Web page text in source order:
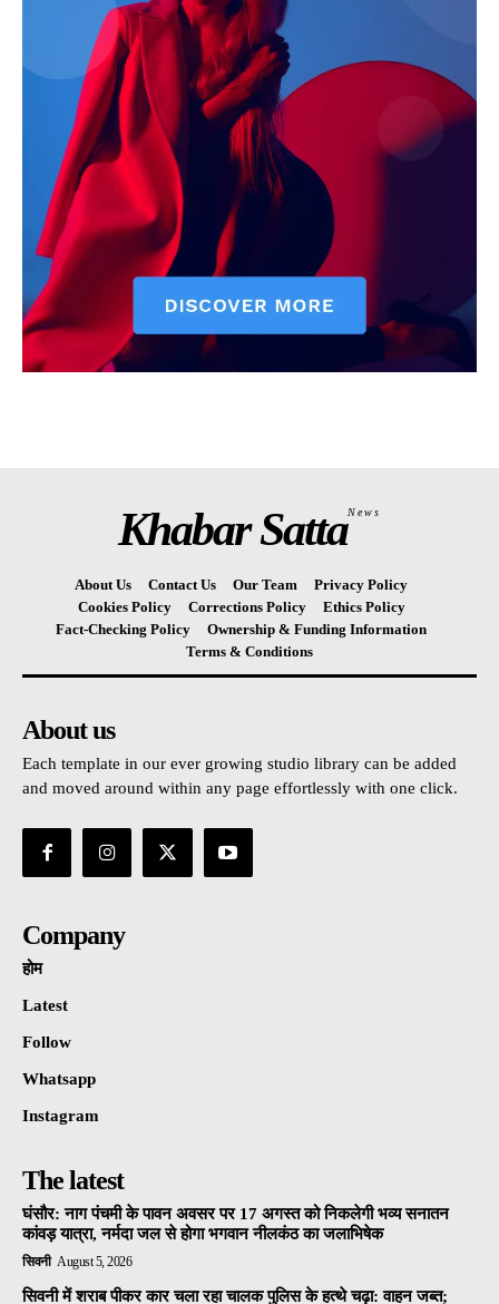
Khabar SattaNews
About Us Contact Us Our Team
Privacy Policy
Cookies Policy
Corrections Policy
Ethics Policy
Fact-Checking Policy
Ownership & Funding Information
Terms & Conditions
About us
Each template in our ever growing studio library can be added
and moved around within any page effortlessly with one click.
Company
होम
Latest
Follow
Whatsapp
Instagram
The latest
घंसौर: नाग पंचमी के पावन अवसर पर 17 अगस्त को निकलेगी भव्य सनातन
कांवड़ यात्रा, नर्मदा जल से होगा भगवान नीलकंठ का जलाभिषेक
सिवनी August 5, 2026
सिवनी में शराब पीकर कार चला रहा चालक पुलिस के हत्थे चढ़ा: वाहन जब्त;